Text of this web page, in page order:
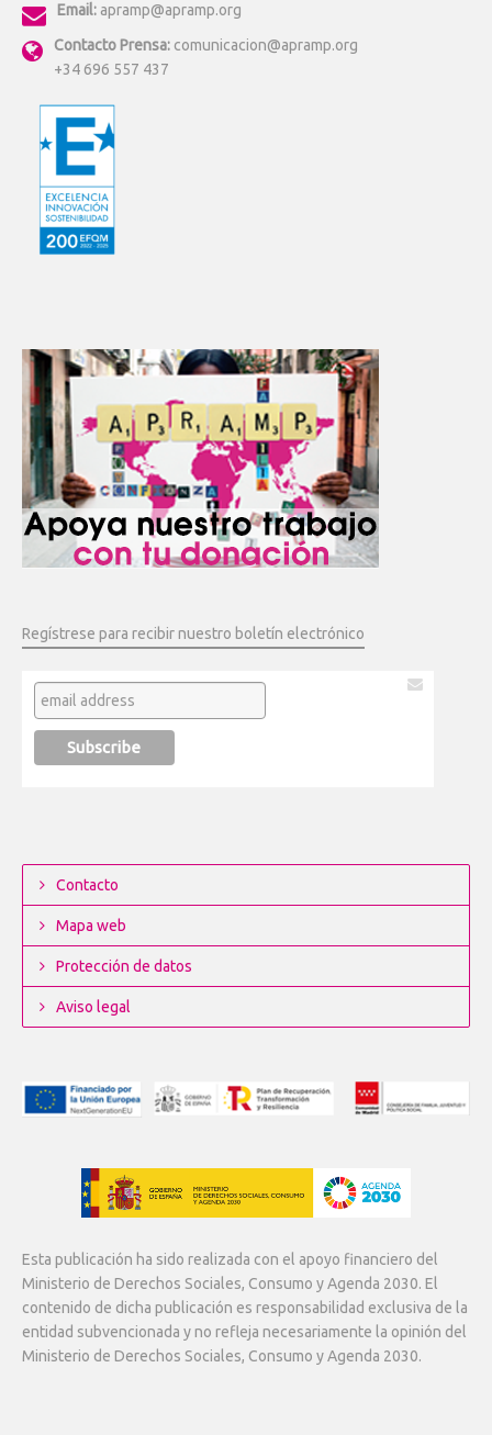
Email: apramp@apramp.org
Contacto Prensa: comunicacion@apramp.org
+34 696 557 437
Regístrese para recibir nuestro boletín electrónico
Contacto
Mapa web
Protección de datos
Aviso legal
Esta publicación ha sido realizada con el apoyo financiero del
Ministerio de Derechos Sociales, Consumo y Agenda 2030. El
contenido de dicha publicación es responsabilidad exclusiva de la
entidad subvencionada y no refleja necesariamente la opinión del
Ministerio de Derechos Sociales, Consumo y Agenda 2030.